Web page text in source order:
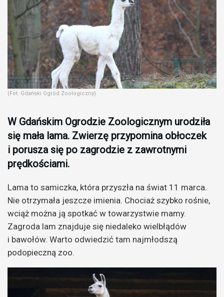
(Fot. Gdański Ogród Zoologiczny)
W Gdańskim Ogrodzie Zoologicznym urodziła
się mała lama. Zwierzę przypomina obłoczek
i porusza się po zagrodzie z zawrotnymi
prędkościami.
Lama to samiczka, która przyszła na świat 11 marca.
Nie otrzymała jeszcze imienia. Chociaż szybko rośnie,
wciąż można ją spotkać w towarzystwie mamy.
Zagroda lam znajduje się niedaleko wielbłądów
i bawołów. Warto odwiedzić tam najmłodszą
podopieczną zoo.